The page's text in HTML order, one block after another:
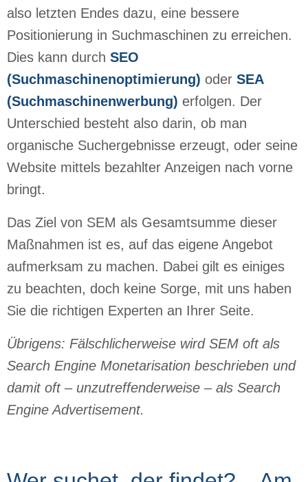
also letzten Endes dazu, eine bessere
Positionierung in Suchmaschinen zu erreichen.
Dies kann durch SEO
(Suchmaschinenoptimierung) oder SEA
(Suchmaschinenwerbung) erfolgen. Der
Unterschied besteht also darin, ob man
organische Suchergebnisse erzeugt, oder seine
Website mittels bezahlter Anzeigen nach vorne
bringt.
Das Ziel von SEM als Gesamtsumme dieser
Maßnahmen ist es, auf das eigene Angebot
aufmerksam zu machen. Dabei gilt es einiges
zu beachten, doch keine Sorge, mit uns haben
Sie die richtigen Experten an Ihrer Seite.
Übrigens: Fälschlicherweise wird SEM oft als
Search Engine Monetarisation beschrieben und
damit oft – unzutreffenderweise – als Search
Engine Advertisement.